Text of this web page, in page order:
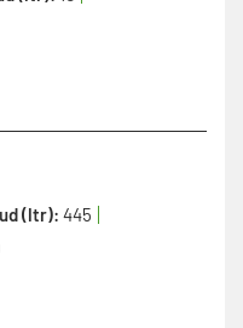
(ltr): 445